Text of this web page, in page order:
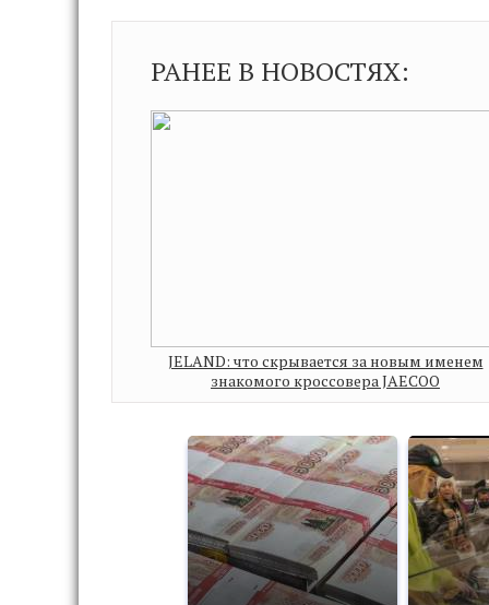
РАНЕЕ В НОВОСТЯХ:
JELAND: что скрывается за новым именем
знакомого кроссовера JAECOO